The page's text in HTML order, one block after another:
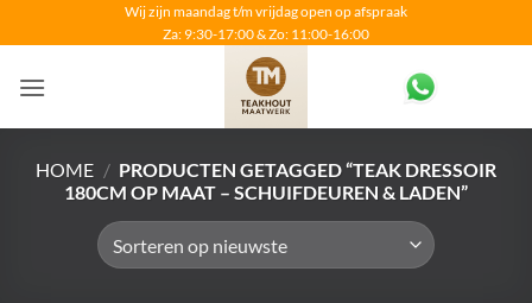
naar
Wij zijn maandag t/m vrijdag open op afspraak
Za: 9:30-17:00 & Zo: 11:00-16:00
HOME / PRODUCTEN GETAGGED “TEAK DRESSOIR
180CM OP MAAT – SCHUIFDEUREN & LADEN”